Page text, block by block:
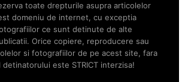
toate drepturile asupra articolelor
domeniu de internet, cu exceptia
ce sunt detinute de alte
Orice copiere, reproducere sau
si fotografiilor de pe acest site, fara
este STRICT interzisa!